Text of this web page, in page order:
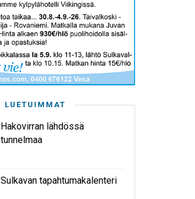
LUETUIMMAT
Hakovirran lähdössä
tunnelmaa
Sulkavan tapahtumakalenteri